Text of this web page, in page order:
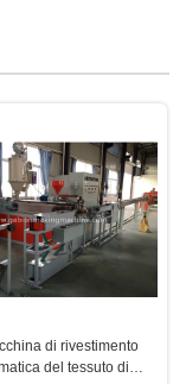
di rivestimento
del tessuto di